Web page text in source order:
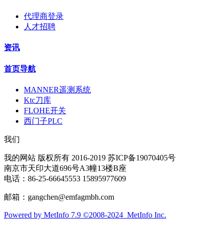
代理商登录
人才招聘
资讯
首页导航
MANNER遥测系统
Ktc刀库
FLOHE开关
西门子PLC
我们
我的网站 版权所有 2016-2019 苏ICP备19070405号
南京市天印大道696号A3幢13楼B座
电话：86-25-66645553 15895977609
邮箱：gangchen@emfagmbh.com
Powered by MetInfo 7.9 ©2008-2024 MetInfo Inc.